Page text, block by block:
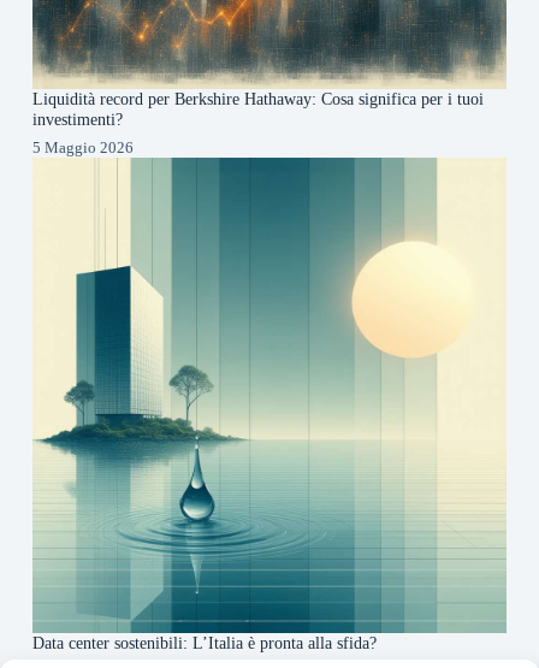
Liquidità record per Berkshire Hathaway: Cosa significa per i tuoi
investimenti?
5 Maggio 2026
Data center sostenibili: L’Italia è pronta alla sfida?